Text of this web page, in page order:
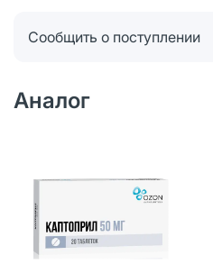
Сообщить о поступлении
Аналог